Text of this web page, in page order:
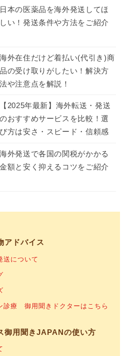
日本の医薬品を海外発送してほ
しい！発送条件や方法をご紹介
海外在住だけど着払い(代引き)商
品の受け取りがしたい！解決方
法や注意点を解説！
【2025年最新】海外転送・発送
のおすすめサービスを比較！選
び方は安さ・スピード・信頼感
海外発送で各国の関税がかかる
金額と安く抑えるコツをご紹介
アドバイス
送について
診療 御用聞きドクターはこちら
御用聞きJAPANの使い方